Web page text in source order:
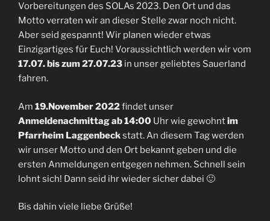
Vorbereitungen des SOLAs 2023. Den Ort und das
Motto verraten wir an dieser Stelle zwar noch nicht.
Aber seid gespannt! Wir planen wieder etwas
Einzigartiges für Euch! Voraussichtlich werden wir vom
17.07. bis zum 27.07.23 in unser geliebtes Sauerland
fahren.
Am 19.November 2022findet unser
Anmeldenachmittag ab 14:00 Uhr wie gewohntim
Pfarrheim Laggenbeckstatt. An diesem Tag werden
wir unser Motto und den Ort bekannt geben und die
ersten Anmeldungen entgegen nehmen. Schnell sein
lohnt sich! Dann seid ihr wieder sicher dabei 🙂
Bis dahin viele liebe Grüße!